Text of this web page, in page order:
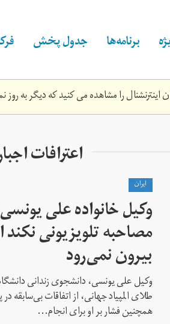
برنامه‌ها جدول پخش
را مشاهده می کنید که دیگر به
اعترافات
ايران
وکیل خانواده علی
مصاحبه تلویزیونی نکند
بیرون نمی‌رود
وکیل علی یونسی، دانشجوی زندانی
طلای المپیاد جهانی، از اتفاقات بی‌سابقه
همچنین فشار بر او برای انجام...